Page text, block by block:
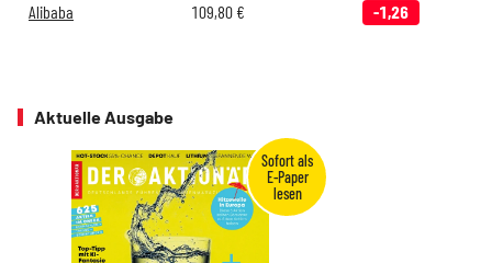
Alibaba 109,80€ -1,26
Aktuelle Ausgabe